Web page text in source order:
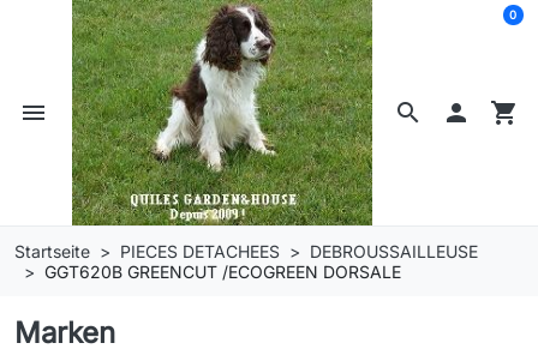
search
menu  shopping_cart
0
Startseite PIECES DETACHEES
DEBROUSSAILLEUSE
GGT620B GREENCUT /ECOGREEN DORSALE
Marken